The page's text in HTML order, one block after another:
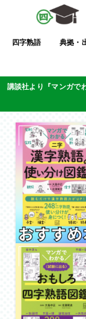
四字熟語 典拠・
講談社より『マンガで